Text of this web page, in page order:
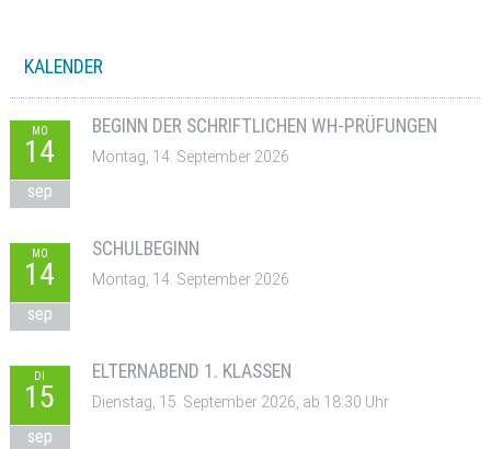
KALENDER
MO
14
sep
BEGINN DER SCHRIFTLICHEN WH-PRÜFUNGEN
Montag, 14. September 2026
MO
14
sep
SCHULBEGINN
Montag, 14. September 2026
DI
15
sep
ELTERNABEND 1. KLASSEN
Dienstag, 15. September 2026, ab 18:30 Uhr